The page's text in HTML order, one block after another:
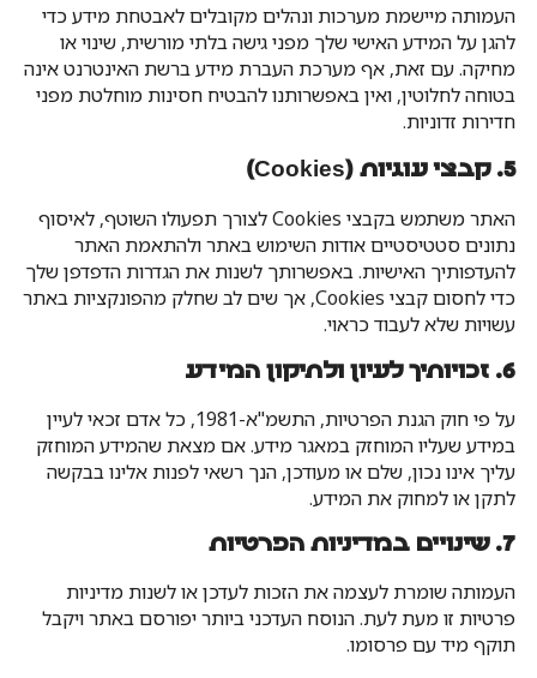
העמותה מיישמת מערכות ונהלים מקובלים לאבטחת מידע כדי
להגן על המידע האישי שלך מפני גישה בלתי מורשית, שינוי או
מחיקה. עם זאת, אף מערכת העברת מידע ברשת האינטרנט אינה
בטוחה לחלוטין, ואין באפשרותנו להבטיח חסינות מוחלטת מפני
חדירות זדוניות.
5. קבצי עוגיות (Cookies)
האתר משתמש בקבצי Cookies לצורך תפעולו השוטף, לאיסוף
נתונים סטטיסטיים אודות השימוש באתר ולהתאמת האתר
להעדפותיך האישיות. באפשרותך לשנות את הגדרות הדפדפן שלך
כדי לחסום קבצי Cookies, אך שים לב שחלק מהפונקציות באתר
עשויות שלא לעבוד כראוי.
6. זכויותיך לעיון ולתיקון המידע
על פי חוק הגנת הפרטיות, התשמ"א-1981, כל אדם זכאי לעיין
במידע שעליו המוחזק במאגר מידע. אם מצאת שהמידע המוחזק
עליך אינו נכון, שלם או מעודכן, הנך רשאי לפנות אלינו בבקשה
לתקן או למחוק את המידע.
7. שינויים במדיניות הפרטיות
העמותה שומרת לעצמה את הזכות לעדכן או לשנות מדיניות
פרטיות זו מעת לעת. הנוסח העדכני ביותר יפורסם באתר ויקבל
תוקף מיד עם פרסומו.